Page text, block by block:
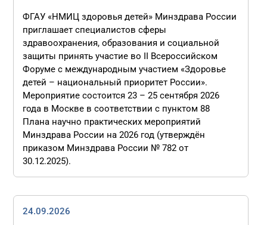
ФГАУ «НМИЦ здоровья детей» Минздрава России
приглашает специалистов сферы
здравоохранения, образования и социальной
защиты принять участие во II Всероссийском
Форуме с международным участием «Здоровье
детей – национальный приоритет России».
Мероприятие состоится 23 – 25 сентября 2026
года в Москве в соответствии с пунктом 88
Плана научно практических мероприятий
Минздрава России на 2026 год (утверждён
приказом Минздрава России № 782 от
30.12.2025).
24.09.2026